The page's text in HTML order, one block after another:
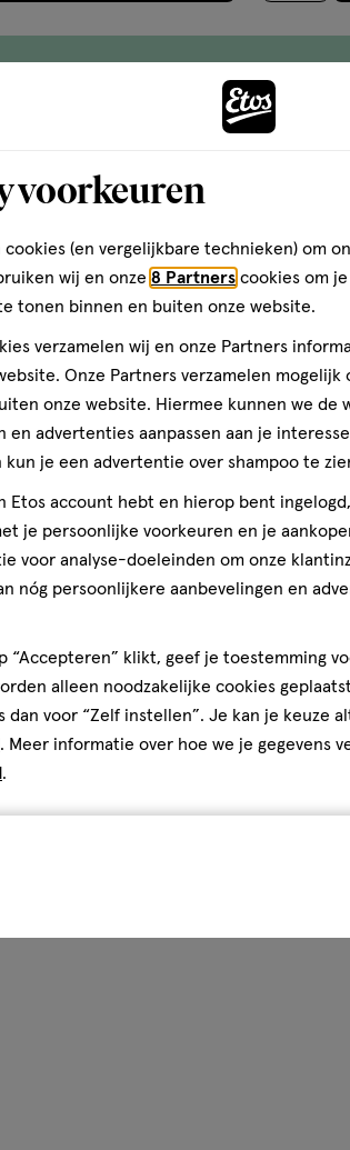
voorkeuren
cookies (en vergelijkbare technieken) om
wij en onze 8 Partners cookies om
tonen binnen en buiten onze website.
verzamelen wij en onze Partners
Onze Partners verzamelen
onze website. Hiermee kunnen we de
en advertenties aanpassen aan je
kun je een advertentie over shampoo te
Etos account hebt en hierop bent
je persoonlijke voorkeuren en je
voor analyse-doeleinden om onze
nóg persoonlijkere aanbevelingen en
“Accepteren” klikt, geef je toestemming
alleen noodzakelijke cookies
dan voor “Zelf instellen”. Je kan je keuze
. Meer informatie over hoe we je gegevens
.